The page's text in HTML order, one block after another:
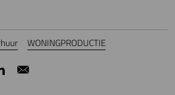
WONINGPRODUCTIE